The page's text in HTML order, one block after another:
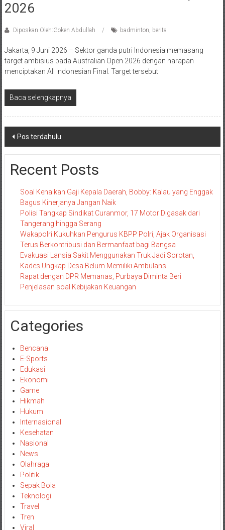
2026
Diposkan Oleh:Goken Abdullah badminton, berita
Jakarta, 9 Juni 2026 – Sektor ganda putri Indonesia memasang
target ambisius pada Australian Open 2026 dengan harapan
menciptakan All Indonesian Final. Target tersebut
Baca selengkapnya
Navigasi
pos
Pos terdahulu
Recent Posts
Soal Kenaikan Gaji Kepala Daerah, Bobby: Kalau yang Enggak
Bagus Kinerjanya Jangan Naik
Polisi Tangkap Sindikat Curanmor, 17 Motor Digasak dari
Tangerang hingga Serang
Wakapolri Kukuhkan Pengurus KBPP Polri, Ajak Organisasi
Terus Berkontribusi dan Bermanfaat bagi Bangsa
Evakuasi Lansia Sakit Menggunakan Truk Jadi Sorotan,
Kades Ungkap Desa Belum Memiliki Ambulans
Rapat dengan DPR Memanas, Purbaya Diminta Beri
Penjelasan soal Kebijakan Keuangan
Categories
Bencana
E-Sports
Edukasi
Ekonomi
Game
Hikmah
Hukum
Internasional
Kesehatan
Nasional
News
Olahraga
Politik
Sepak Bola
Teknologi
Travel
Tren
Viral